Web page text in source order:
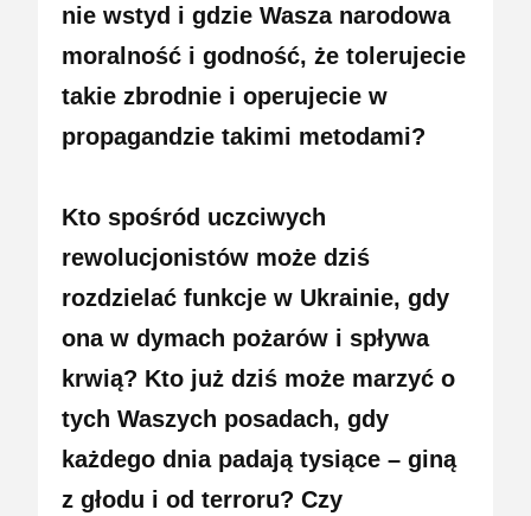
nie wstyd i gdzie Wasza narodowa
moralność i godność, że tolerujecie
takie zbrodnie i operujecie w
propagandzie takimi metodami?
Kto spośród uczciwych
rewolucjonistów może dziś
rozdzielać funkcje w Ukrainie, gdy
ona w dymach pożarów i spływa
krwią? Kto już dziś może marzyć o
tych Waszych posadach, gdy
każdego dnia padają tysiące – giną
z głodu i od terroru? Czy